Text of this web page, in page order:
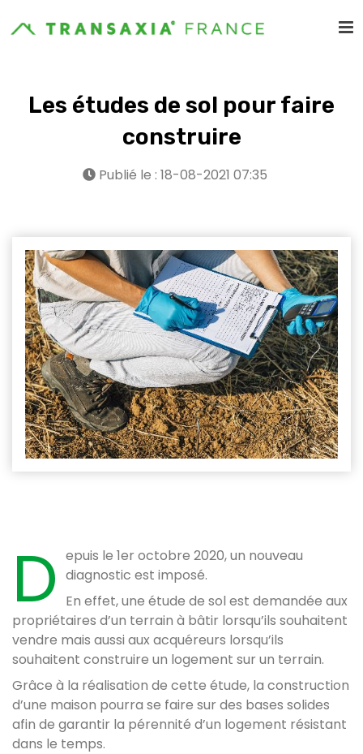
Les études de sol pour faire
construire
Publié le : 18-08-2021 07:35
D epuis le 1er octobre 2020, un nouveau
diagnostic est imposé.
En effet, une étude de sol est demandée aux
propriétaires d’un terrain à bâtir lorsqu’ils souhaitent
vendre mais aussi aux acquéreurs lorsqu’ils
souhaitent construire un logement sur un terrain.
Grâce à la réalisation de cette étude, la construction
d’une maison pourra se faire sur des bases solides
afin de garantir la pérennité d’un logement résistant
dans le temps.